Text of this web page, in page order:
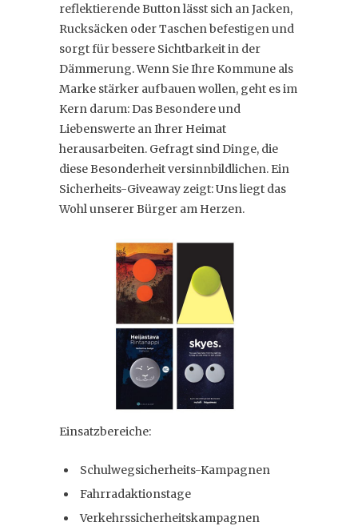
reflektierende Button lässt sich an Jacken,
Rucksäcken oder Taschen befestigen und
sorgt für bessere Sichtbarkeit in der
Dämmerung. Wenn Sie Ihre Kommune als
Marke stärker aufbauen wollen, geht es im
Kern darum: Das Besondere und
Liebenswerte an Ihrer Heimat
herausarbeiten. Gefragt sind Dinge, die
diese Besonderheit versinnbildlichen. Ein
Sicherheits-Giveaway zeigt: Uns liegt das
Wohl unserer Bürger am Herzen.
Einsatzbereiche:
Schulwegsicherheits-Kampagnen
Fahrradaktionstage
Verkehrssicherheitskampagnen